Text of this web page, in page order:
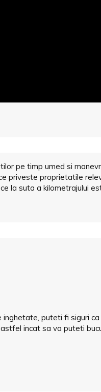
pe timp umed si
priveste proprietatile
la suta a kilometrajului
puteti fi siguri
incat sa va puteti